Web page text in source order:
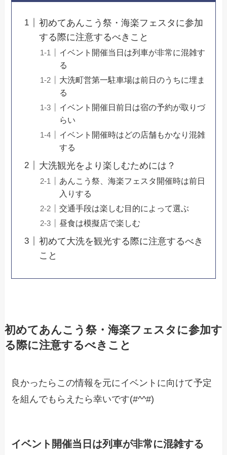
初めてあんこう祭・海楽フェスタに参加
する際に注意するべきこと
イベント開催当日は列車が非常に混雑す
る
大洗町営第一駐車場は前日のうちに埋ま
る
イベント開催日前日は宿の予約が取りづ
らい
イベント開催時はどの店舗もかなり混雑
する
大洗観光をより楽しむためには？
あんこう祭、海楽フェスタ開催時は前日
入りする
交通手段は楽しむ目的によって選ぶ
昼食は模擬店で楽しむ
初めて大洗を観光する際に注意するべき
こと
初めてあんこう祭・海楽フェスタに参加す
る際に注意するべきこと
良かったらこの情報を元にイベントに向けて予定
を組んでもらえたら幸いです(#^^#)
イベント開催当日は列車が非常に混雑する